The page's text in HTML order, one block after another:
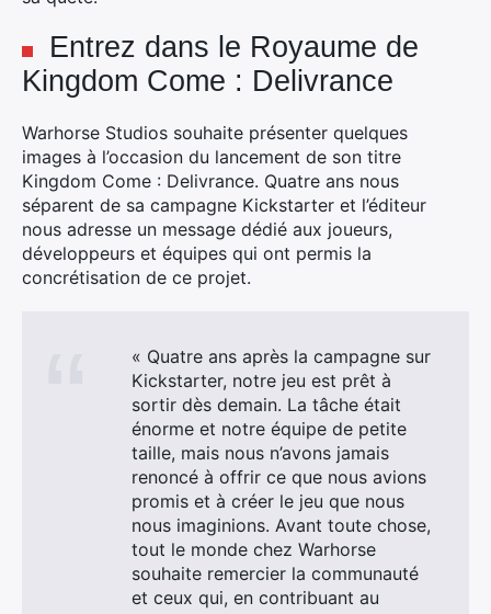
Entrez dans le Royaume de
Kingdom Come : Delivrance
Warhorse Studios souhaite présenter quelques
images à l’occasion du lancement de son titre
Kingdom Come : Delivrance. Quatre ans nous
séparent de sa campagne Kickstarter et l’éditeur
nous adresse un message dédié aux joueurs,
développeurs et équipes qui ont permis la
concrétisation de ce projet.
« Quatre ans après la campagne sur
Kickstarter, notre jeu est prêt à
sortir dès demain. La tâche était
énorme et notre équipe de petite
taille, mais nous n’avons jamais
renoncé à offrir ce que nous avions
promis et à créer le jeu que nous
nous imaginions. Avant toute chose,
tout le monde chez Warhorse
souhaite remercier la communauté
et ceux qui, en contribuant au